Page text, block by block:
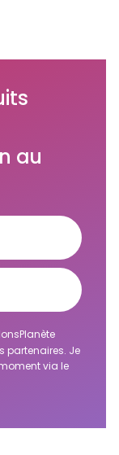
au
partenaires. Je
via le